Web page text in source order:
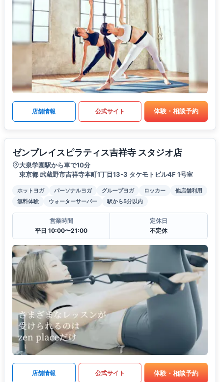
店舗情報 公式サイト 体験・相談予約
ゼンプレイスピラティス吉祥寺 スタジオ店
大泉学園駅から車で10分
東京都 武蔵野市吉祥寺本町1丁目13-3 タケモトビル4F 1号室
ホットヨガ パーソナルヨガ グループヨガ ロッカー
他店舗利用
無料体験
ウォーターサーバー 駅から5分以内
営業時間
平日 10:00〜21:00
定休日
不定休
店舗情報 公式サイト 体験・相談予約